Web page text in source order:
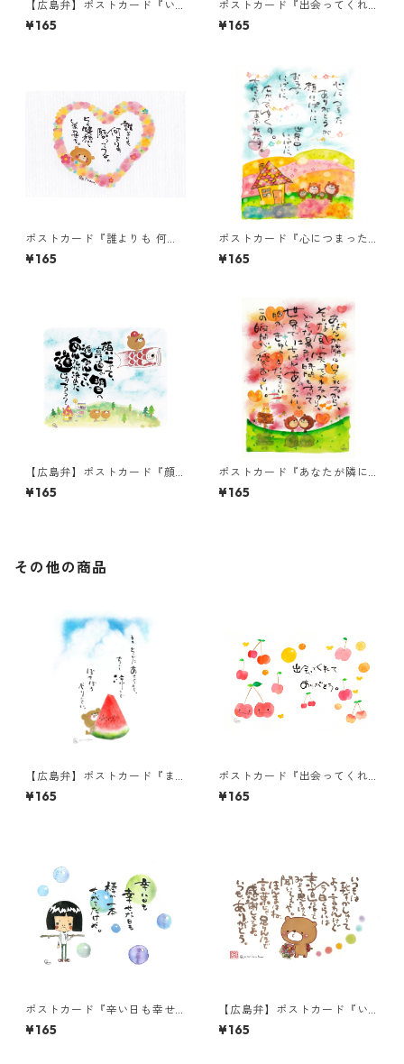
【広島弁】ポストカード『い
つもは恥ずかしゅーて』
¥165
ポストカード『出会ってくれ
て ありがとう。』
¥165
ポストカード『誰よりも 何よ
りも・・・』
¥165
ポストカード『心につまった
ありがとうが・・・』
¥165
【広島弁】ポストカード『顔
上げて、真っ直ぐ明日へ進み
んさい。・・・』
¥165
ポストカード『あなたが隣に
いてくれるから、・・・』
¥165
その他の商品
【広島弁】ポストカード『ま
ぁそがにあせらんと』
¥165
ポストカード『出会ってくれ
て ありがとう。』
¥165
ポストカード『辛い日も幸せ
な日も・・・』
¥165
【広島弁】ポストカード『い
つもは恥ずかしゅーて』
¥165